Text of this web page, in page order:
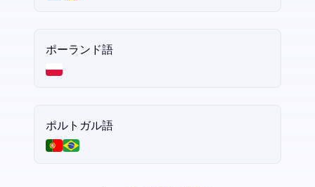
ポーランド語
ポルトガル語